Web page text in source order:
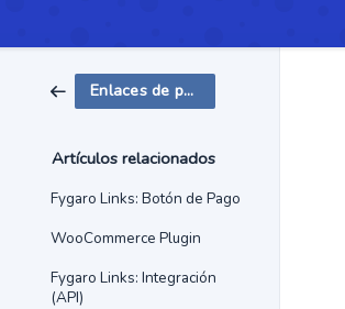
Enlaces de pago
Artículos relacionados
Fygaro Links: Botón de Pago
WooCommerce Plugin
Fygaro Links: Integración
(API)